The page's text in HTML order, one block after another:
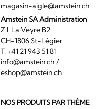
magasin-aigle@amstein.ch
Amstein SA Administration
Z.I. La Veyre B2
CH-1806 St-Légier
T. +41 21 943 51 81
info@amstein.ch/
eshop@amstein.ch
NOS PRODUITS PAR THÈME